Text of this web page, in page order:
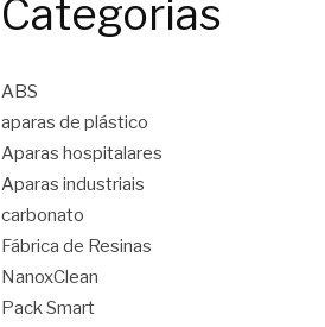
Categorias
ABS
aparas de plástico
Aparas hospitalares
Aparas industriais
carbonato
Fábrica de Resinas
NanoxClean
Pack Smart